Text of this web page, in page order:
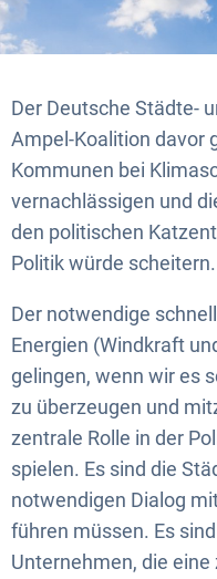
Der Deutsche Städte-
Ampel-Koalition davor
Kommunen bei
vernachlässigen und
den politischen
Politik würde scheitern.
Der notwendige
Energien (Windkraft
gelingen, wenn wir es
zu überzeugen und
zentrale Rolle in der
spielen. Es sind die
notwendigen Dialog
führen müssen. Es
Unternehmen, die